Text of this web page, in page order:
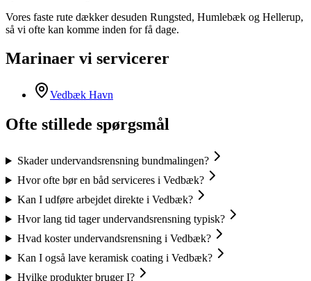
Vores faste rute dækker desuden Rungsted, Humlebæk og Hellerup,
så vi ofte kan komme inden for få dage.
Marinaer vi servicerer
Vedbæk Havn
Ofte stillede spørgsmål
Skader undervandsrensning bundmalingen?
Hvor ofte bør en båd serviceres i Vedbæk?
Kan I udføre arbejdet direkte i Vedbæk?
Hvor lang tid tager undervandsrensning typisk?
Hvad koster undervandsrensning i Vedbæk?
Kan I også lave keramisk coating i Vedbæk?
Hvilke produkter bruger I?